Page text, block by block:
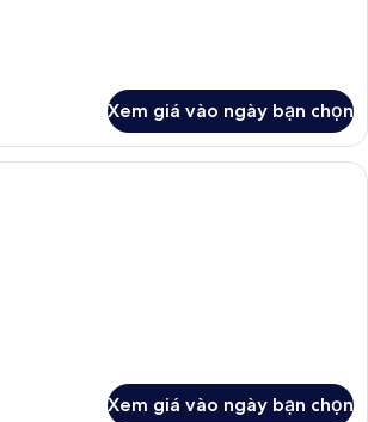
Xem giá vào ngày bạn chọn
Phòng Premium | Bàn, truy cập
Xem giá vào ngày bạn chọn